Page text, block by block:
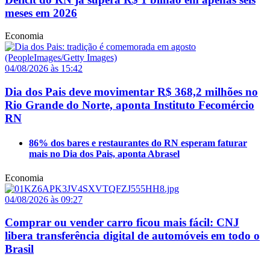
meses em 2026
Economia
04/08/2026 às 15:42
Dia dos Pais deve movimentar R$ 368,2 milhões no
Rio Grande do Norte, aponta Instituto Fecomércio
RN
86% dos bares e restaurantes do RN esperam faturar
mais no Dia dos Pais, aponta Abrasel
Economia
04/08/2026 às 09:27
Comprar ou vender carro ficou mais fácil: CNJ
libera transferência digital de automóveis em todo o
Brasil